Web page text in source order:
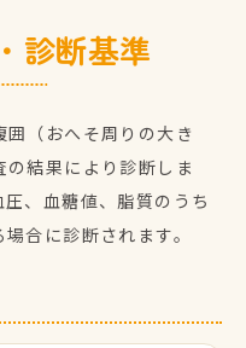
診断基準
（おへそ周りの大き
結果により診断しま
、血糖値、脂質のうち
合に診断されます。